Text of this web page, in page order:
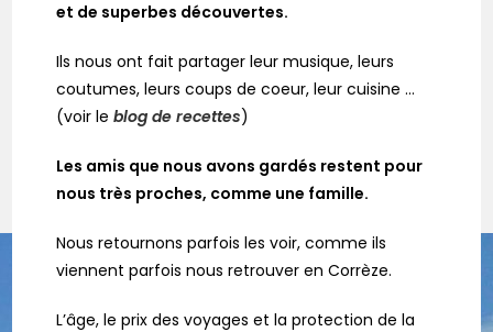
et de superbes découvertes.
Ils nous ont fait partager leur musique, leurs
coutumes, leurs coups de coeur, leur cuisine …
(voir leblog de recettes)
Les amis que nous avons gardés restent pour
nous très proches, comme une famille.
Nous retournons parfois les voir, comme ils
viennent parfois nous retrouver en Corrèze.
L’âge, le prix des voyages et la protection de la